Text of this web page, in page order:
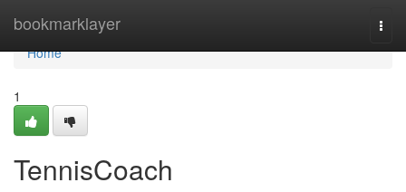
bookmarklayer
Home
Home
1
TennisCoach